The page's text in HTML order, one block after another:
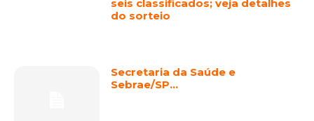
seis classificados; veja detalhes
do sorteio
Secretaria da Saúde e
Sebrae/SP…